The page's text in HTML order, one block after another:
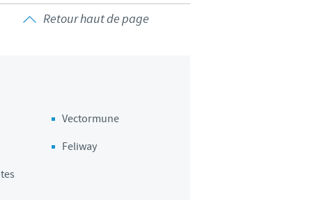
Vietnam
d'un pays à un autre. En
Retour haut de page
Vectormune
Feliway